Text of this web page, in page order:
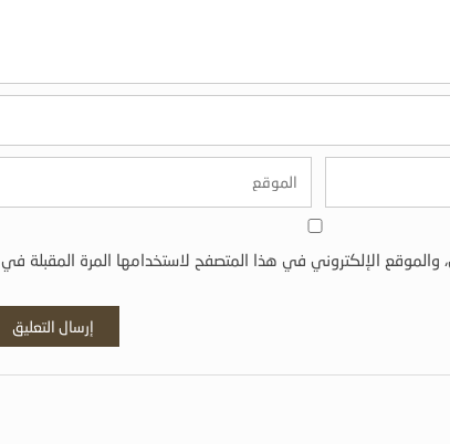
والموقع الإلكتروني في هذا المتصفح لاستخدامها المرة المقبلة في